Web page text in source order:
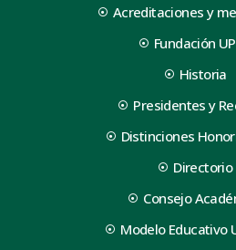
Acreditaciones y
Fundación
Historia
Presidentes y
Distinciones
Directorio
Consejo
Modelo Educativo